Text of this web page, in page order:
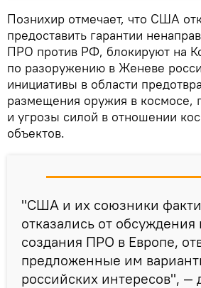
Познихир отмечает, что США
предоставить гарантии
ПРО против РФ, блокируют на
по разоружению в Женеве
инициативы в области
размещения оружия в космосе,
и угрозы силой в отношении
объектов.
"США и их союзники
отказались от обсуждения
создания ПРО в Европе,
предложенные им
российских интересов", —